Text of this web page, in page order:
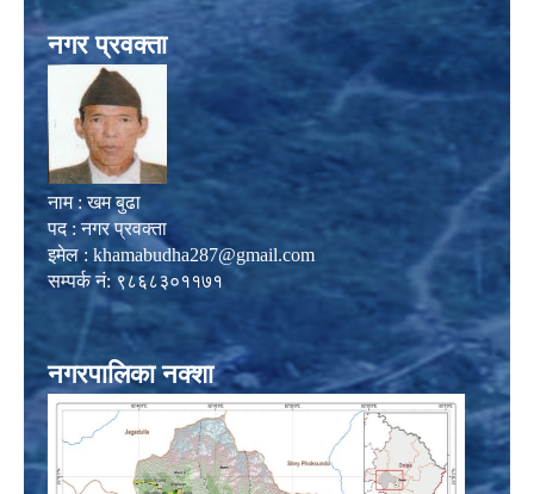
नगर प्रवक्ता
नाम : खम बुढा
पद : नगर प्रवक्ता
इमेल : khamabudha287@gmail.com
सम्पर्क नं: ९८६८३०११७१
नगरपालिका नक्शा